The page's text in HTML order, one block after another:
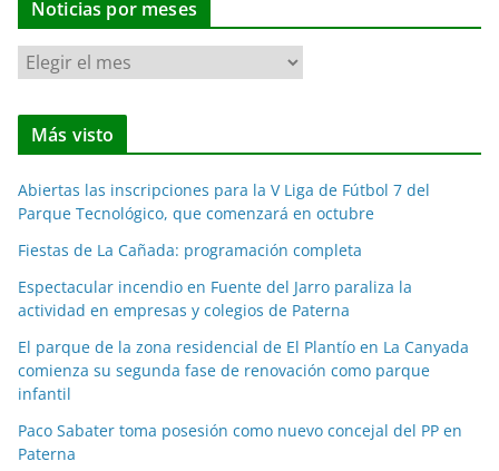
Noticias por meses
N
o
t
i
a
s
p
o
m
e
e
Más visto
Abiertas las inscripciones para la V Liga de Fútbol 7 del
Parque Tecnológico, que comenzará en octubre
Fiestas de La Cañada: programación completa
Espectacular incendio en Fuente del Jarro paraliza la
actividad en empresas y colegios de Paterna
El parque de la zona residencial de El Plantío en La Canyada
comienza su segunda fase de renovación como parque
infantil
Paco Sabater toma posesión como nuevo concejal del PP en
Paterna